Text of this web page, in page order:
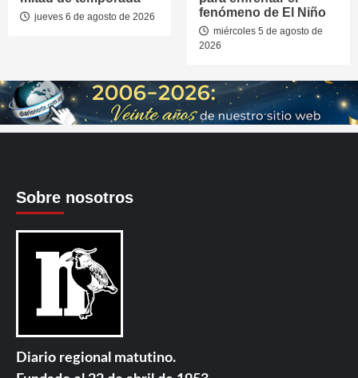
jueves 6 de agosto de 2026
fenómeno de El Niño
miércoles 5 de agosto de
2026
Sobre nosotros
Diario regional matutino.